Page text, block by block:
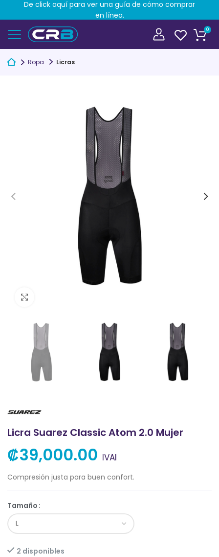
0
Ropa Licras
Licra Suarez Classic Atom 2.0 Mujer
₡39,000.00 IVAI
Compresión justa para buen confort.
Tamaño
2 disponibles
De click aquí para ver una guía de cómo comprar
en línea.